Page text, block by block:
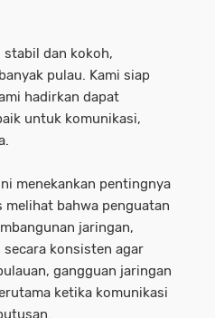
stabil dan kokoh,
pulau. Kami siap
hadirkan dapat
untuk komunikasi,
menekankan pentingnya
melihat bahwa penguatan
jaringan,
konsisten agar
gangguan jaringan
ketika komunikasi